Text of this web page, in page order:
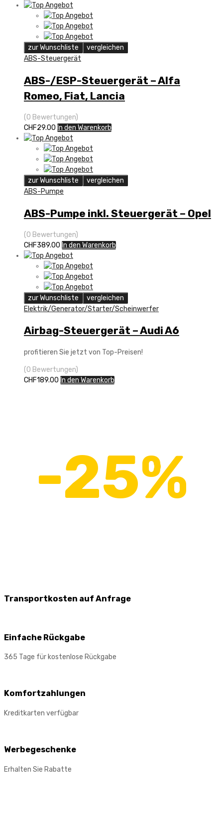
zur Wunschliste
vergleichen
ABS-Steuergerät
ABS-/ESP-Steuergerät – Alfa
Romeo, Fiat, Lancia
(0 Bewertungen)
CHF29.00 In den Warenkorb
zur Wunschliste
vergleichen
ABS-Pumpe
ABS-Pumpe inkl. Steuergerät – Opel
(0 Bewertungen)
CHF389.00 In den Warenkorb
zur Wunschliste
vergleichen
Elektrik/Generator/Starter/Scheinwerfer
Airbag-Steuergerät – Audi A6
profitieren Sie jetzt von Top-Preisen!
(0 Bewertungen)
CHF189.00 In den Warenkorb
-25%
Transportkosten auf Anfrage
Einfache Rückgabe
365 Tage für kostenlose Rückgabe
Komfortzahlungen
Kreditkarten verfügbar
Werbegeschenke
Erhalten Sie Rabatte